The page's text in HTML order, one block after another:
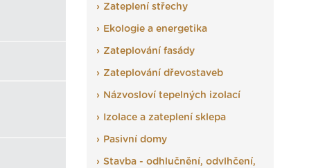
Zateplení střechy
Ekologie a energetika
Zateplování fasády
Zateplování dřevostaveb
Názvosloví tepelných izolací
Izolace a zateplení sklepa
Pasivní domy
Stavba - odhlučnění, odvlhčení,